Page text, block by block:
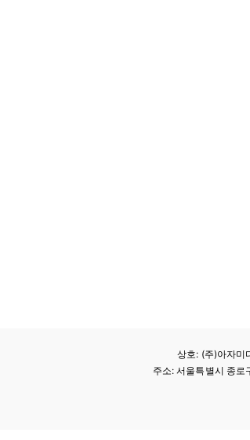
상호: (주)아자
주소: 서울특별시 종